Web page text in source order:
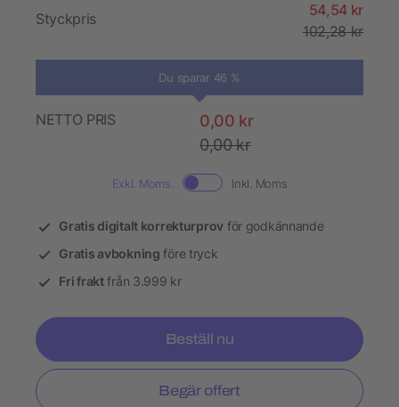
Styckpris
54,54 kr
102,28 kr
Du sparar 46 %
NETTO PRIS
0,00 kr
0,00 kr
Exkl. Moms. Inkl. Moms
Gratis digitalt korrekturprov för godkännande
Gratis avbokning före tryck
Fri fraktfrån 3.999 kr
Beställ nu
Begär offert